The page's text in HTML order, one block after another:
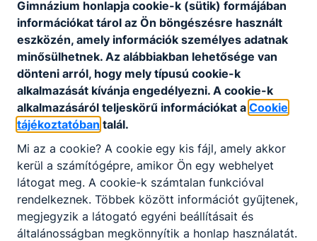
Eredmények, elismerések, közös sikerek – tanévzáró
2025/2026
2026. jún. 18.
Admin
Projektnap a Krúdyban a Nemzeti
Összetartozás Napja alkalmából
Az utóbbi évek hagyományihoz híven közösségi
programmal, az idei tanévben projektnap keretében
emlékeztünk meg a Nemzeti Összetartozás Napjáról.
2026. jún. 15.
Admin
Gimnázium honlapja cookie-k (sütik) formájában
információkat tárol az Ön böngészésre használt
eszközén, amely információk személyes adatnak
minősülhetnek. Az alábbiakban lehetősége van
dönteni arról, hogy mely típusú cookie-k
alkalmazását kívánja engedélyezni. A cookie-k
alkalmazásáról teljeskörű információkat a Cookie
tájékoztatóban talál.
Mi az a cookie? A cookie egy kis fájl, amely akkor
kerül a számítógépre, amikor Ön egy webhelyet
látogat meg. A cookie-k számtalan funkcióval
rendelkeznek. Többek között információt gyűjtenek,
megjegyzik a látogató egyéni beállításait és
általánosságban megkönnyítik a honlap használatát.